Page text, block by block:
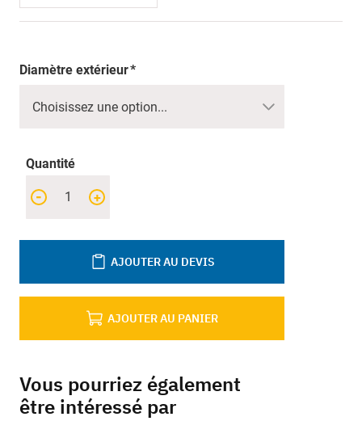
Diamètre extérieur
Quantité
+
-
AJOUTER AU PANIER
AJOUTER AU DEVIS
Vous pourriez également
être intéressé par